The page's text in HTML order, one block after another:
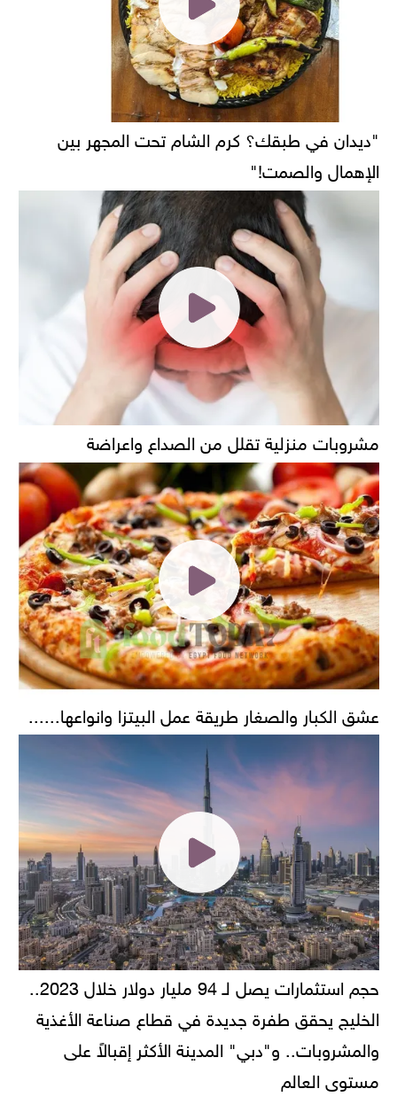
"ديدان في طبقك؟ كرم الشام تحت المجهر بين
الإهمال والصمت!"
مشروبات منزلية تقلل من الصداع واعراضة
عشق الكبار والصغار طريقة عمل البيتزا وانواعها......
حجم استثمارات يصل لـ 94 مليار دولار خلال 2023..
الخليج يحقق طفرة جديدة في قطاع صناعة الأغذية
والمشروبات.. و"دبي" المدينة الأكثر إقبالاً على
مستوى العالم